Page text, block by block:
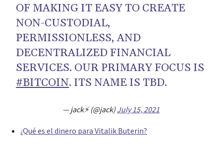
OF MAKING IT EASY TO CREATE
NON-CUSTODIAL,
PERMISSIONLESS, AND
DECENTRALIZED FINANCIAL
SERVICES. OUR PRIMARY FOCUS IS
#BITCOIN. ITS NAME IS TBD.
— jack⚡️ (@jack) July 15, 2021
¿Qué es el dinero para Vitalik Buterin?